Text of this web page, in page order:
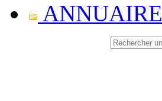
ANNUAIRE